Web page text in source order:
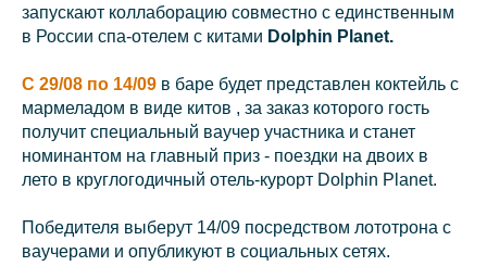
запускают коллаборацию совместно с единственным
в России cпа-отелем с китами Dolphin Planet.
C 29/08 по 14/09 в баре будет представлен коктейль с
мармеладом в виде китов , за заказ которого гость
получит специальный ваучер участника и станет
номинантом на главный приз - поездки на двоих в
лето в круглогодичный отель-курорт Dolphin Planet.
Победителя выберут 14/09 посредством лототрона с
ваучерами и опубликуют в социальных сетях.